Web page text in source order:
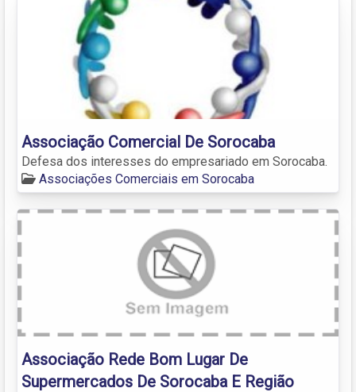
Associação Comercial De Sorocaba
Defesa dos interesses do empresariado em Sorocaba.
Associações Comerciais em Sorocaba
Associação Rede Bom Lugar De
Supermercados De Sorocaba E Região